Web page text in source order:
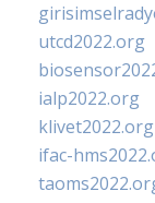
utcd2022.org
ialp2022.org
klivet2022.org
ifac-